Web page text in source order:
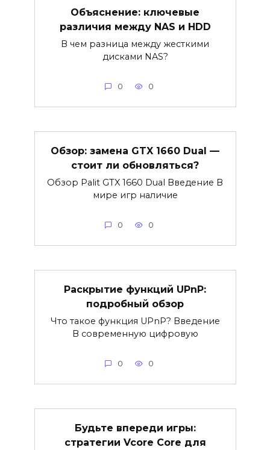
Объяснение: ключевые
различия между NAS и HDD
В чем разница между жесткими
дисками NAS?
0 0
Обзор: замена GTX 1660 Dual —
стоит ли обновляться?
Обзор Palit GTX 1660 Dual Введение В
мире игр наличие
0 0
Раскрытие функций UPnP:
подробный обзор
Что такое функция UPnP? Введение
В современную цифровую
0 0
Будьте впереди игры:
стратегии Vcore Core для